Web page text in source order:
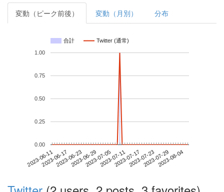
変動（ピーク前後） 変動（月別） 分布
合計 Twitter (通常)
2023-06-112023-06-172023-06-232023-06-292023-07-052023-07-112023-07-172023-07-232023-07-292023-08-04
0.00
0.25
0.50
0.75
1.00